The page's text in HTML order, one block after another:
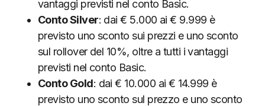
vantaggi previsti nel conto Basic.
Conto Silver: dai € 5.000 ai € 9.999 è
previsto uno sconto sui prezzi e uno sconto
sul rollover del 10%, oltre a tutti i vantaggi
previsti nel conto Basic.
Conto Gold: dai € 10.000 ai € 14.999 è
previsto uno sconto sul prezzo e uno sconto